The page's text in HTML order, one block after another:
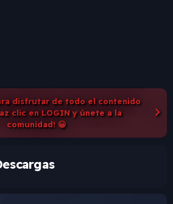
disfrutar de todo el contenido
clic en LOGIN y únete a la
comunidad! 😀